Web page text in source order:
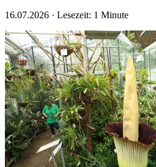
16.07.2026 · Lesezeit: 1 Minute